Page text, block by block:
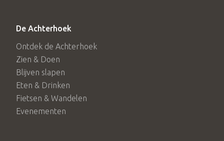
De Achterhoek
Ontdek de Achterhoek
Zien & Doen
Blijven slapen
Eten & Drinken
Fietsen & Wandelen
Evenementen